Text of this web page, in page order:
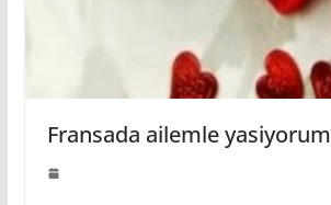
Fransada ailemle yasiyorum